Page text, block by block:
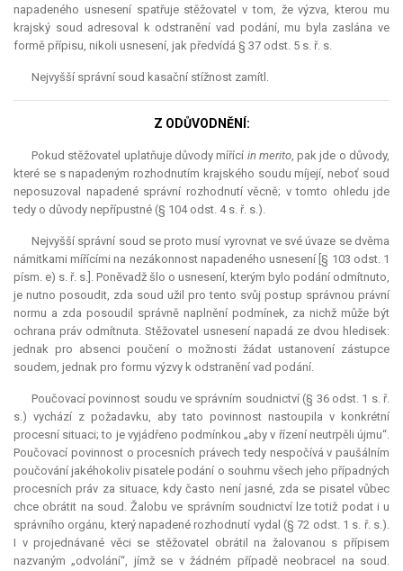
napadeného usnesení spatřuje stěžovatel v tom, že výzva, kterou mu
krajský soud adresoval k odstranění vad podání, mu byla zaslána ve
formě přípisu, nikoli usnesení, jak předvídá § 37 odst. 5 s. ř. s.
Nejvyšší správní soud kasační stížnost zamítl.
Z ODŮVODNĚNÍ:
Pokud stěžovatel uplatňuje důvody mířící in merito, pak jde o důvody,
které se s napadeným rozhodnutím krajského soudu míjejí, neboť soud
neposuzoval napadené správní rozhodnutí věcně; v tomto ohledu jde
tedy o důvody nepřípustné (§ 104 odst. 4 s. ř. s.).
Nejvyšší správní soud se proto musí vyrovnat ve své úvaze se dvěma
námitkami mířícími na nezákonnost napadeného usnesení [§ 103 odst. 1
písm. e) s. ř. s.]. Poněvadž šlo o usnesení, kterým bylo podání odmítnuto,
je nutno posoudit, zda soud užil pro tento svůj postup správnou právní
normu a zda posoudil správně naplnění podmínek, za nichž může být
ochrana práv odmítnuta. Stěžovatel usnesení napadá ze dvou hledisek:
jednak pro absenci poučení o možnosti žádat ustanovení zástupce
soudem, jednak pro formu výzvy k odstranění vad podání.
Poučovací povinnost soudu ve správním soudnictví (§ 36 odst. 1 s. ř.
s.) vychází z požadavku, aby tato povinnost nastoupila v konkrétní
procesní situaci; to je vyjádřeno podmínkou „aby v řízení neutrpěli újmu“.
Poučovací povinnost o procesních právech tedy nespočívá v paušálním
poučování jakéhokoliv pisatele podání o souhrnu všech jeho případných
procesních práv za situace, kdy často není jasné, zda se pisatel vůbec
chce obrátit na soud. Žalobu ve správním soudnictví lze totiž podat i u
správního orgánu, který napadené rozhodnutí vydal (§ 72 odst. 1 s. ř. s.).
I v projednávané věci se stěžovatel obrátil na žalovanou s přípisem
nazvaným „odvolání“, jímž se v žádném případě neobracel na soud.